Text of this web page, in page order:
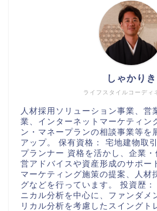
ライフスタイルコーディ
しゃかりき
人材採用ソリューション事業、営
業、インターネットマーケティン
ン・マネープランの相談事業等を
アップ。 保有資格： 宅地建物取
プランナー 資格を活かし、企業
営アドバイスや資産形成のサポー
マーケティング施策の提案、人材
グなどを行っています。 投資歴
ニカル分析を中心に、ファンダメ
リカル分析を考慮したスイングト